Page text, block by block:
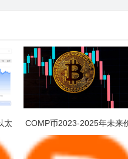
太
COMP币2023-2025年未来
格预测 对长线持有是否值得？